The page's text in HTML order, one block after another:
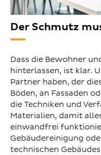
Der Schmutz
Dass die Bewohner
hinterlassen, ist klar.
Partner haben, der
Böden, an Fassaden
die Techniken und
Materialien, damit
einwandfrei
Gebäudereinigung
technischen